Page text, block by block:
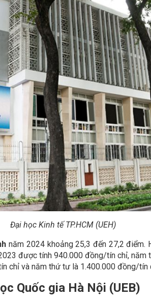
Đại học Kinh tế TP.HCM (UEH)
năm 2024 khoảng 25,3 đến 27,2 điểm.
được tính 940.000 đồng/tín chỉ,
chỉ và năm thứ tư là 1.400.000 đồng/tín
Quốc gia Hà Nội (UEB)